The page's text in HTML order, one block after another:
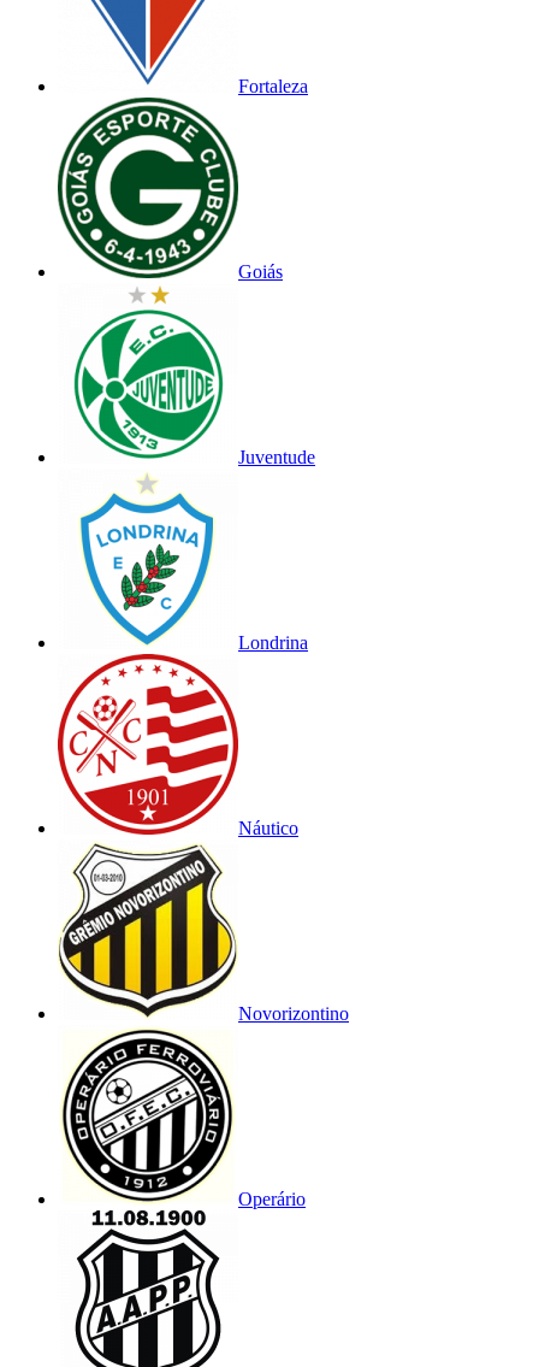
Fortaleza
Goiás
Juventude
Londrina
Náutico
Novorizontino
Operário